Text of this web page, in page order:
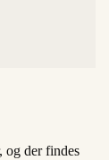
og der findes